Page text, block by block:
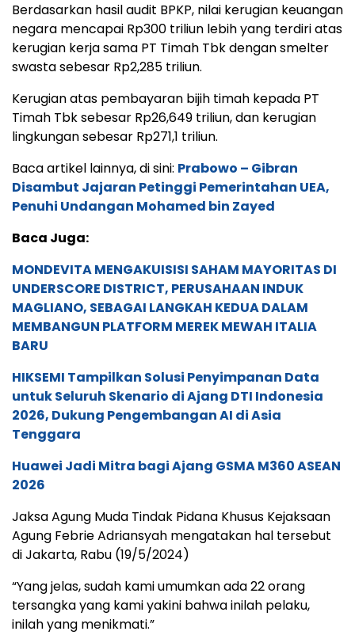
Berdasarkan hasil audit BPKP, nilai kerugian keuangan
negara mencapai Rp300 triliun lebih yang terdiri atas
kerugian kerja sama PT Timah Tbk dengan smelter
swasta sebesar Rp2,285 triliun.
Kerugian atas pembayaran bijih timah kepada PT
Timah Tbk sebesar Rp26,649 triliun, dan kerugian
lingkungan sebesar Rp271,1 triliun.
Baca artikel lainnya, di sini: Prabowo – Gibran
Disambut Jajaran Petinggi Pemerintahan UEA,
Penuhi Undangan Mohamed bin Zayed
Baca Juga:
MONDEVITA MENGAKUISISI SAHAM MAYORITAS DI
UNDERSCORE DISTRICT, PERUSAHAAN INDUK
MAGLIANO, SEBAGAI LANGKAH KEDUA DALAM
MEMBANGUN PLATFORM MEREK MEWAH ITALIA
BARU
HIKSEMI Tampilkan Solusi Penyimpanan Data
untuk Seluruh Skenario di Ajang DTI Indonesia
2026, Dukung Pengembangan AI di Asia
Tenggara
Huawei Jadi Mitra bagi Ajang GSMA M360 ASEAN
2026
Jaksa Agung Muda Tindak Pidana Khusus Kejaksaan
Agung Febrie Adriansyah mengatakan hal tersebut
di Jakarta, Rabu (19/5/2024)
“Yang jelas, sudah kami umumkan ada 22 orang
tersangka yang kami yakini bahwa inilah pelaku,
inilah yang menikmati.”